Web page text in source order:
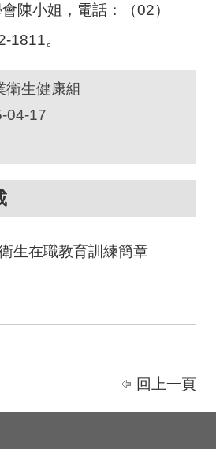
陳小姐，電話：（02）
1811。
衛生健康組
04-17
生在職教育訓練簡章
回上一頁